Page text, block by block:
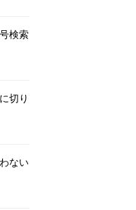
検索
切り
ない